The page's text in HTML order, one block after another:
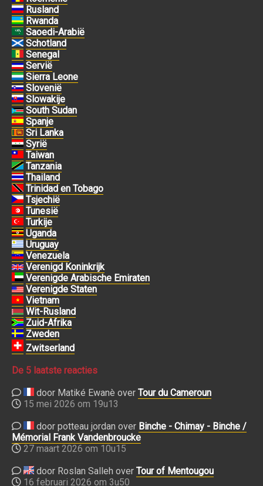
Rusland
Rwanda
Saoedi-Arabië
Schotland
Senegal
Servië
Sierra Leone
Slovenië
Slowakije
South Sudan
Spanje
Sri Lanka
Syrië
Taiwan
Tanzania
Thailand
Trinidad en Tobago
Tsjechië
Tunesië
Turkije
Uganda
Uruguay
Venezuela
Verenigd Koninkrijk
Verenigde Arabische Emiraten
Verenigde Staten
Vietnam
Wit-Rusland
Zuid-Afrika
Zweden
Zwitserland
De 5 laatste reacties
door Matiké Ewanè over Tour du Cameroun
15 mei 2026 om 19u13
door potteau jordan over Binche - Chimay - Binche /
Mémorial Frank Vandenbroucke
27 maart 2026 om 10u15
door Roslan Salleh over Tour of Mentougou
16 februari 2026 om 3u50